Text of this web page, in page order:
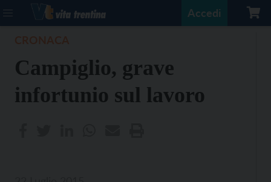
Accedi
Campiglio, grave
infortunio sul lavoro